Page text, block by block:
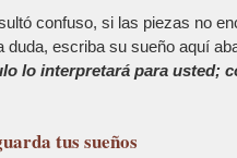
confuso, si las piezas no
duda, escriba su sueño aquí
lo interpretará para usted;
tus sueños